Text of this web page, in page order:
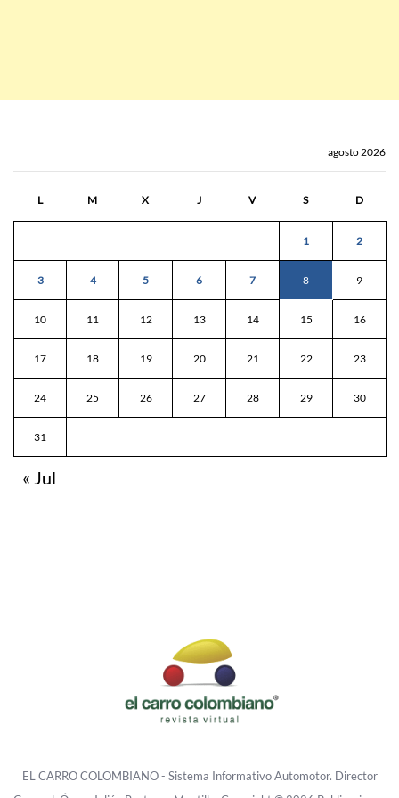
agosto 2026
L M X J V S D
1 2
3 4 5 6 7 8 9
10 11 12 13 14 15 16
17 18 19 20 21 22 23
24 25 26 27 28 29 30
31
« Jul
EL CARRO COLOMBIANO - Sistema Informativo Automotor. Director